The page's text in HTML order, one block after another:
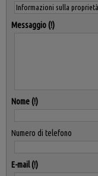
Messaggio
Nome
Numero di telefono
E-mail